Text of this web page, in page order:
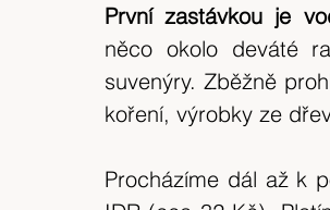
První zastávkou je
něco okolo deváté
suvenýry. Zběžně
koření, výrobky ze
Procházíme dál až k